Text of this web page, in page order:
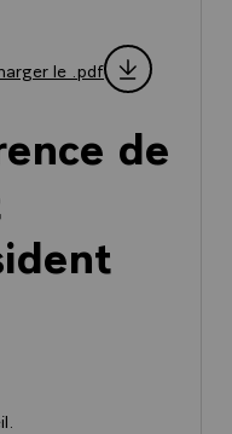
le .pdf
de